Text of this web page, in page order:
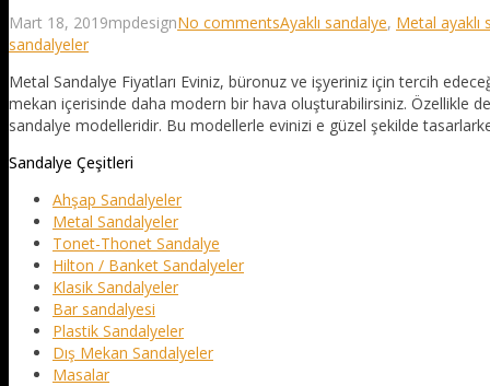
Mart 18, 2019mpdesignNo commentsAyaklı sandalye, Metal ayaklı
sandalyeler
Metal Sandalye Fiyatları Eviniz, büronuz ve işyeriniz için tercih
mekan içerisinde daha modern bir hava oluşturabilirsiniz. Özellikle
sandalye modelleridir. Bu modellerle evinizi e güzel şekilde
Sandalye Çeşitleri
Ahşap Sandalyeler
Metal Sandalyeler
Tonet-Thonet Sandalye
Hilton / Banket Sandalyeler
Klasik Sandalyeler
Bar sandalyesi
Plastik Sandalyeler
Dış Mekan Sandalyeler
Masalar